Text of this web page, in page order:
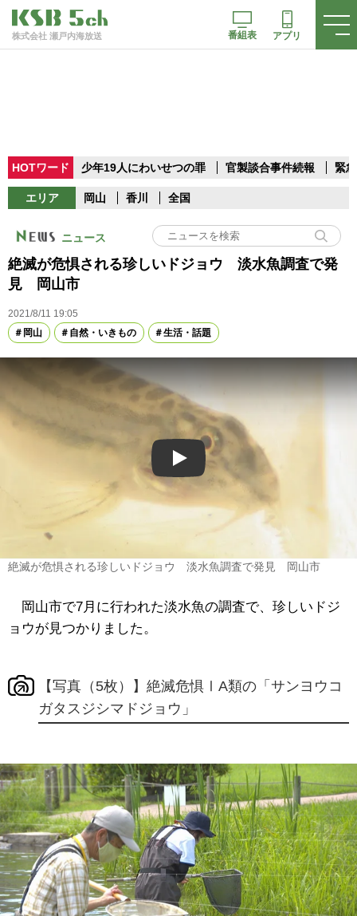
株式会社 瀬戸内海放送 番組表 アプリ
HOTワード 少年19人にわいせつの罪 官製談合事件続報 緊
エリア 岡山 香川 全国
ニュース
絶滅が危惧される珍しいドジョウ 淡水魚調査で発
見 岡山市
2021/8/11 19:05
岡山
自然・いきもの 生活・話題
Play
絶滅が危惧される珍しいドジョウ 淡水魚調査で発見 岡山市
岡山市で7月に行われた淡水魚の調査で、 珍しいドジ
ョウが見つかりました。
【写真（5枚）】絶滅危惧ⅠA類の「サンヨウコ
ガタスジシマドジョウ」